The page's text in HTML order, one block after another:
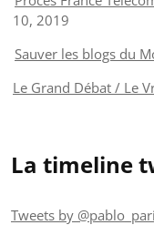
10, 2019
Sauver les blogs du
Le Grand Débat / Le
La timeline
Tweets by